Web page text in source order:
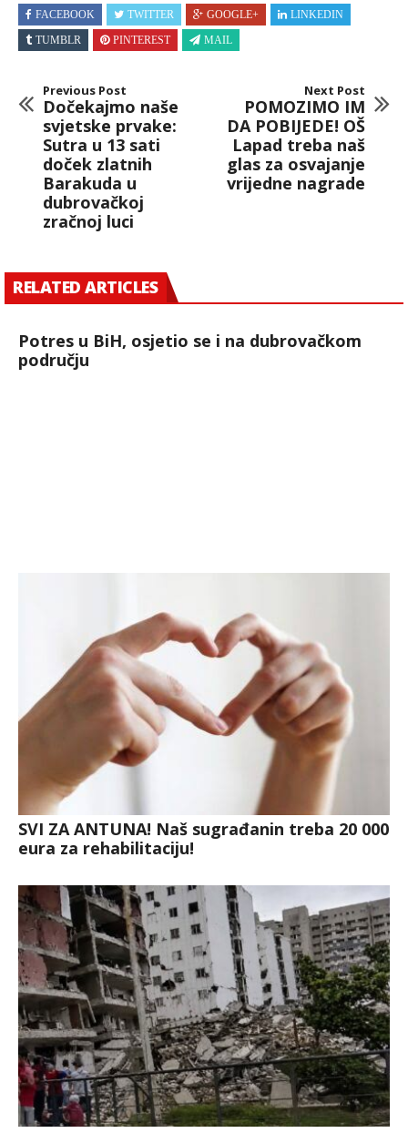
FACEBOOK TWITTER GOOGLE+
LINKEDIN
TUMBLR
PINTEREST MAIL
Previous Post
Dočekajmo naše
svjetske prvake:
Sutra u 13 sati
doček zlatnih
Barakuda u
dubrovačkoj
zračnoj luci
Next Post
POMOZIMO IM
DA POBIJEDE! OŠ
Lapad treba naš
glas za osvajanje
vrijedne nagrade
RELATED ARTICLES
Potres u BiH, osjetio se i na dubrovačkom
području
SVI ZA ANTUNA! Naš sugrađanin treba 20 000
eura za rehabilitaciju!